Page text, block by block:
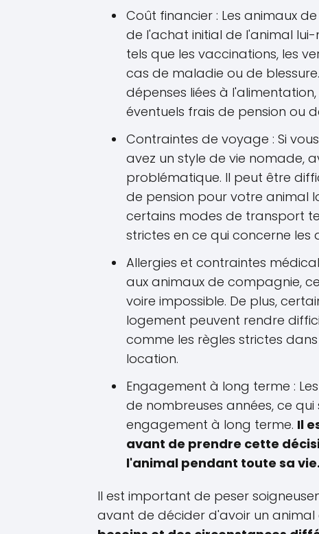
Coût financier : Les animaux
de l'achat initial de l'animal lui-
tels que les vaccinations, les
cas de maladie ou de
dépenses liées à
éventuels frais de pension ou
Contraintes de voyage : Si
avez un style de vie nomade,
problématique. Il peut être
de pension pour votre animal
certains modes de transport
strictes en ce qui concerne
Allergies et contraintes
aux animaux de compagnie,
voire impossible. De plus,
logement peuvent rendre
comme les règles strictes
location.
Engagement à long terme :
de nombreuses années, ce
engagement à long terme. Il
avant de prendre cette
l'animal pendant toute sa vie.
Il est important de peser
avant de décider d'avoir un